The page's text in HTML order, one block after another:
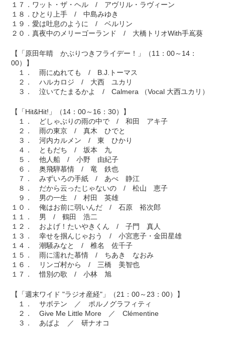
１７．ワット・ザ・ヘル / アヴリル・ラヴィーン
１８．ひとり上手 / 中島みゆき
１９．愛は吐息のように / ベルリン
２０．真夜中のメリーゴーランド / 大橋トリオWith手嶌葵
【「原田年晴 かぶりつきフライデー！」（11：00～14：
00）】
１． 雨にぬれても / B.J.トーマス
２． ハルカロジ / 大西 ユカリ
３． 泣いてたまるかよ / Calmera （Vocal 大西ユカリ）
【「Hit&Hit!」（14：00～16：30）】
１． どしゃぶりの雨の中で / 和田 アキ子
２． 雨の東京 / 真木 ひでと
３． 河内カルメン / 東 ひかり
４． ともだち / 坂本 九
５． 他人船 / 小野 由紀子
６． 奥飛騨慕情 / 竜 鉄也
７． みずいろの手紙 / あべ 静江
８． だから云ったじゃないの / 松山 恵子
９． 男の一生 / 村田 英雄
１０． 俺はお前に弱いんだ / 石原 裕次郎
１１． 男 / 鶴田 浩二
１２． およげ！たいやきくん / 子門 真人
１３． 幸せを掴んじゃおう / 小宮恵子・金田星雄
１４． 潮騒みなと / 椎名 佐千子
１５． 雨に濡れた慕情 / ちあき なおみ
１６． リンゴ村から / 三橋 美智也
１７． 惜別の歌 / 小林 旭
【「週末ワイド "ラジオ産経"」（21：00～23：00）】
１． サボテン ／ ポルノグラフィティ
２． Give Me Little More ／ Clémentine
３． あばよ ／ 研ナオコ